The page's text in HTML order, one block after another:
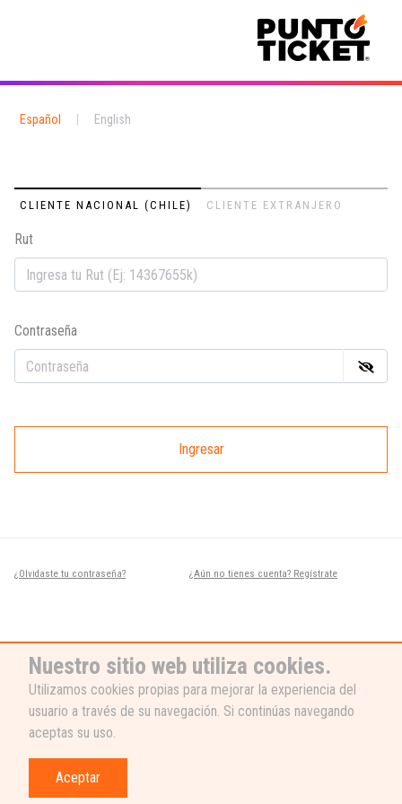
Español English
CLIENTE NACIONAL (CHILE) CLIENTE EXTRANJERO
Rut
Contraseña
Ingresar
¿Olvidaste tu contraseña? ¿Aún no tienes cuenta? Regístrate
Nuestro sitio web utiliza cookies.
Utilizamos cookies propias para mejorar la experiencia del
usuario a través de su navegación. Si continúas navegando
aceptas su uso.
Aceptar
¿NECESITAS AYUDA?
Nuestro equipo de soporte está listo